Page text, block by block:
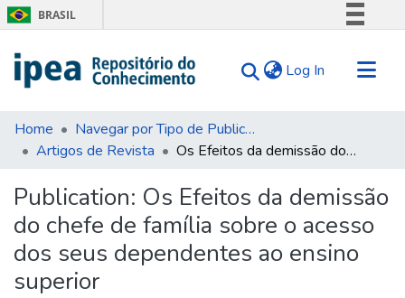
BRASIL
Comunica BR
Acesso à informação
Legislação
Log In (current)
Communities & Collections
Search for
Statistics
Tips
About Us
Home
Navegar por Tipo de Publicação
Artigos de Revista
Os Efeitos da demissão do chefe de família sobre o acesso dos seus dependentes ao ensino superior
Publication: Os Efeitos da demissão
do chefe de família sobre o acesso
dos seus dependentes ao ensino
superior